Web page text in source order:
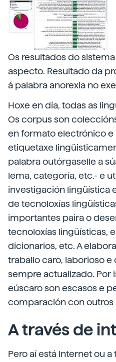
Os resultados do
aspecto. Resultado da
á palabra anorexia no
Hoxe en día, todas as
Os corpus son
en formato electrónico
etiquetaxe
palabra outórgaselle a
lema, categoría, etc.- e
investigación lingüística
de tecnoloxías
importantes paira o
tecnoloxías lingüísticas,
dicionarios, etc. A
traballo caro, laborioso
sempre actualizado. Por
eúscaro son escasos e
comparación con outros
A través de
Pero aí está Internet ou